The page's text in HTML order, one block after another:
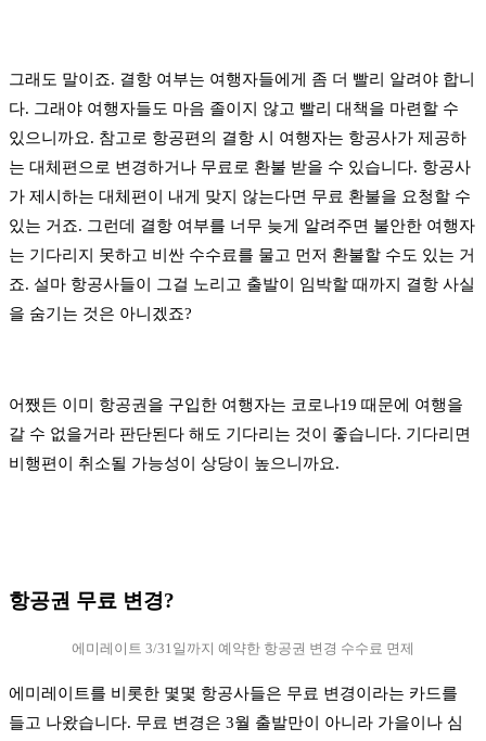
그래도 말이죠. 결항 여부는 여행자들에게 좀 더 빨리 알려야 합니
다. 그래야 여행자들도 마음 졸이지 않고 빨리 대책을 마련할 수
있으니까요. 참고로 항공편의 결항 시 여행자는 항공사가 제공하
는 대체편으로 변경하거나 무료로 환불 받을 수 있습니다. 항공사
가 제시하는 대체편이 내게 맞지 않는다면 무료 환불을 요청할 수
있는 거죠. 그런데 결항 여부를 너무 늦게 알려주면 불안한 여행자
는 기다리지 못하고 비싼 수수료를 물고 먼저 환불할 수도 있는 거
죠. 설마 항공사들이 그걸 노리고 출발이 임박할 때까지 결항 사실
을 숨기는 것은 아니겠죠?
어쨌든 이미 항공권을 구입한 여행자는 코로나19 때문에 여행을
갈 수 없을거라 판단된다 해도 기다리는 것이 좋습니다. 기다리면
비행편이 취소될 가능성이 상당이 높으니까요.
항공권 무료 변경?
에미레이트 3/31일까지 예약한 항공권 변경 수수료 면제
에미레이트를 비롯한 몇몇 항공사들은 무료 변경이라는 카드를
들고 나왔습니다. 무료 변경은 3월 출발만이 아니라 가을이나 심